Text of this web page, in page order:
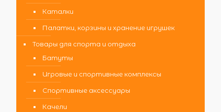
Каталки
Палатки, корзины и хранение игрушек
Товары для спорта и отдыха
Батуты
Игровые и спортивные комплексы
Спортивные аксессуары
Качели